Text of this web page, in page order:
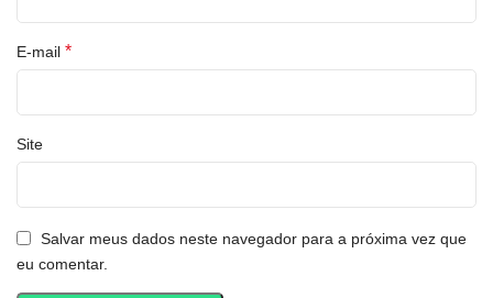
E-mail *
Site
Salvar meus dados neste navegador para a próxima vez que
eu comentar.